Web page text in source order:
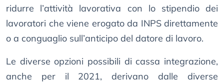
ridurre l’attività lavorativa con lo stipendio dei
lavoratori che viene erogato da INPS direttamente
o a conguaglio sull’anticipo del datore di lavoro.
Le diverse opzioni possibili di cassa integrazione,
anche per il 2021, derivano dalle diverse